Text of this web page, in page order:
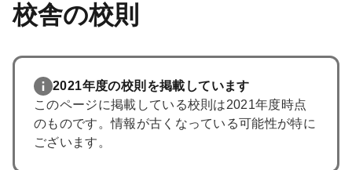
校舎の校則
2021年度の校則を掲載しています
このページに掲載している校則は2021年度時点
のものです。情報が古くなっている可能性が特に
ございます。